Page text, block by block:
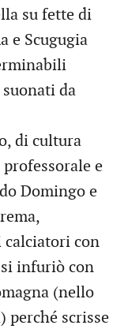
su fette di
e Scugugia
da
di cultura
e
Domingo e
calciatori con
infuriò con
(nello
perché scrisse